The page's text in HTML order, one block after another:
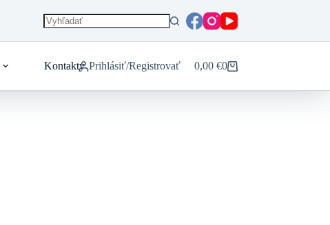
Kontakty Prihlásiť/Registrovať
Nákupný
0,00 €0